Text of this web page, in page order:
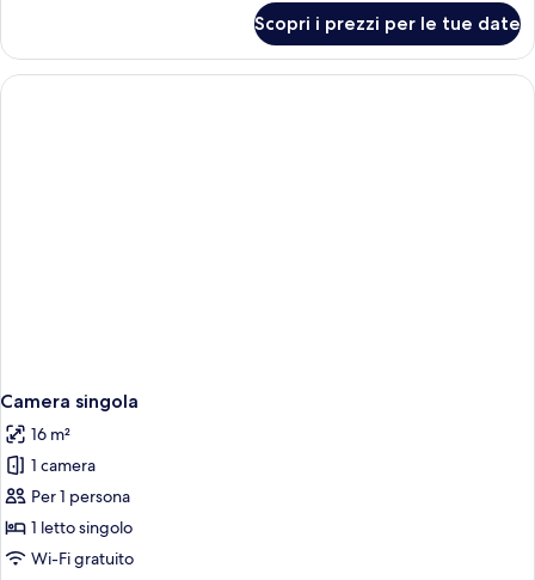
singoli
con
letti
Scopri i prezzi per le tue date
Camera singola
16 m²
1 camera
Per 1 persona
1 letto singolo
Wi-Fi gratuito